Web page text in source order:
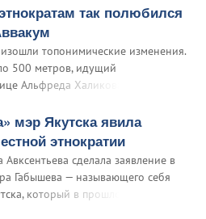
«Айсберг» при въезде в
на машинах вооруженная молодежь
в друга.
так полюбился
топонимические изменения.
500 метров, идущий
Альфреда Халикова к пляжу
Протопоп Аввакум урамы).
идентифицируется по Яндекс-
Казани.
мэр Якутска явила
этнократии
сделала заявление в
Габышева — называющего себя
который в прошлом году